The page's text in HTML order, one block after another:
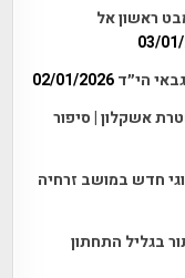
ראשון אל
03/
הי״ד 02/01/2026
אשקלון | סיפור
חדש במושב זרחיה
בגליל התחתון